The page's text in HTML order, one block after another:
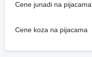
Cene junadi na pijacama
Cene koza na pijacama